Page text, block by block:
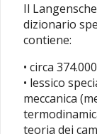
Il
dizionario
contiene:
• circa
• lessico
meccanica
teoria dei